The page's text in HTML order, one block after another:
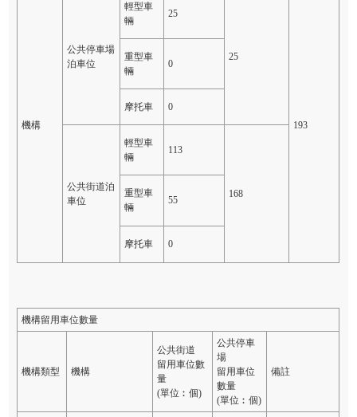
機構
公共停車場
泊車位
輕型車
輛
25
25
193
重型車
輛
0
摩托車 0
公共街道泊
車位
輕型車
輛
113
168
重型車
輛
55
摩托車 0
機構留用車位數量
機構類型 機構
公共街道
留用車位數
量
(單位︰個)
公共停車
場
留用車位
數量
(單位︰個)
備註